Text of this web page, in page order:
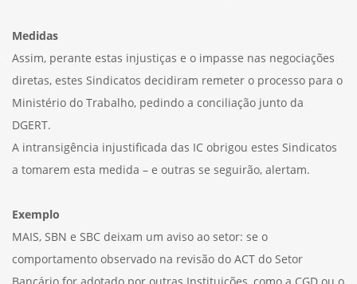
Medidas
Assim, perante estas injustiças e o impasse nas negociações
diretas, estes Sindicatos decidiram remeter o processo para o
Ministério do Trabalho, pedindo a conciliação junto da
DGERT.
A intransigência injustificada das IC obrigou estes Sindicatos
a tomarem esta medida – e outras se seguirão, alertam.
Exemplo
MAIS, SBN e SBC deixam um aviso ao setor: se o
comportamento observado na revisão do ACT do Setor